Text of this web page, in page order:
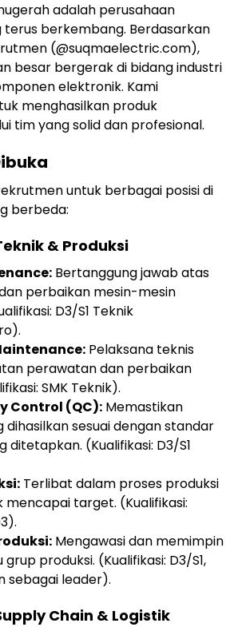
adalah perusahaan
berkembang. Berdasarkan
(@suqmaelectric.com),
besar bergerak di bidang industri
elektronik. Kami
menghasilkan produk
tim yang solid dan profesional.
untuk berbagai posisi di
berbeda:
& Produksi
Bertanggung jawab atas
perbaikan mesin-mesin
D3/S1 Teknik
Pelaksana teknis
perawatan dan perbaikan
SMK Teknik).
Control (QC): Memastikan
dihasilkan sesuai dengan standar
ditetapkan. (Kualifikasi: D3/S1
Terlibat dalam proses produksi
mencapai target. (Kualifikasi:
Mengawasi dan memimpin
produksi. (Kualifikasi: D3/S1,
sebagai leader).
Chain & Logistik